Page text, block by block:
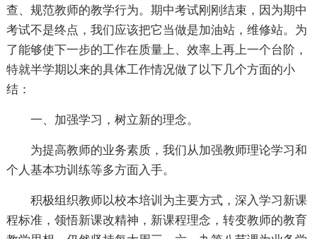
查、规范教师的教学行为。期中考试刚刚结束，因为期中
考试不是终点，我们应该把它当做是加油站，维修站。为
了能够使下一步的工作在质量上、效率上再上一个台阶，
特就半学期以来的具体工作情况做了以下几个方面的小
结：
一、加强学习，树立新的理念。
为提高教师的业务素质，我们从加强教师理论学习和
个人基本功训练等多方面入手。
积极组织教师以校本培训为主要方式，深入学习新课
程标准，领悟新课改精神，新课程理念，转变教师的教育